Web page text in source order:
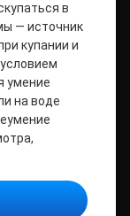
в
— источник
купании и
умение
на воде
на